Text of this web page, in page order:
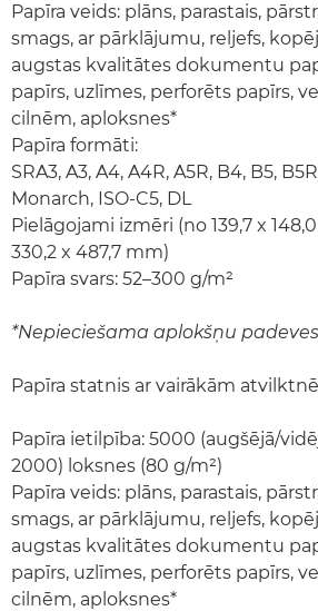
Papīra veids: plāns, parastais,
smags, ar pārklājumu, reljefs,
augstas kvalitātes dokumentu
papīrs, uzlīmes, perforēts papīrs,
cilnēm, aploksnes*
Papīra formāti:
SRA3, A3, A4, A4R, A5R, B4, B5,
Monarch, ISO-C5, DL
Pielāgojami izmēri (no 139,7 x
330,2 x 487,7 mm)
Papīra svars: 52–300 g/m²
*Nepieciešama aplokšņu padeves
Papīra statnis ar vairākām
Papīra ietilpība: 5000 (augšējā/
2000) loksnes (80 g/m²)
Papīra veids: plāns, parastais,
smags, ar pārklājumu, reljefs,
augstas kvalitātes dokumentu
papīrs, uzlīmes, perforēts papīrs,
cilnēm, aploksnes*